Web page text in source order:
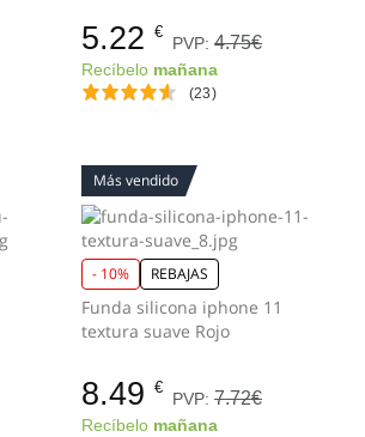
5.22 €
PVP: 4.75€
Recíbelo mañana
(23)
Más vendido
- 10% REBAJAS
Funda silicona iphone 11
textura suave Rojo
8.49 €
PVP: 7.72€
Recíbelo mañana